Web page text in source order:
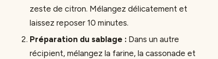
zeste de citron. Mélangez délicatement et
laissez reposer 10 minutes.
Préparation du sablage :Dans un autre
récipient, mélangez la farine, la cassonade et